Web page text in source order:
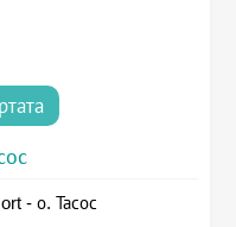
- о. Тасос